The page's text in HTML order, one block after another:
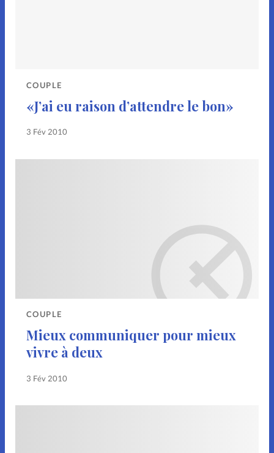
COUPLE
«J’ai eu raison d’attendre le bon»
3 Fév 2010
COUPLE
Mieux communiquer pour mieux
vivre à deux
3 Fév 2010